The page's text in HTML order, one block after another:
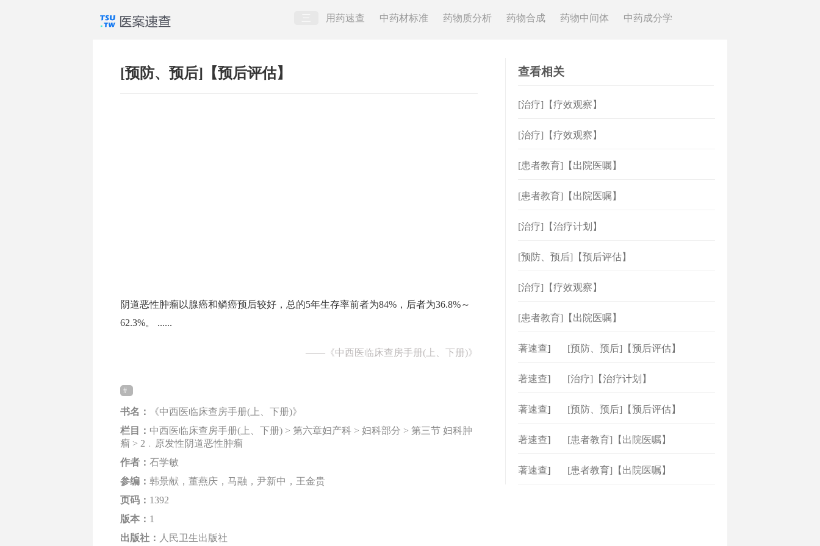
用药速查 中药材标准 药物质分析 药物合成 药物中间体 中药成分学
[预防、预后]【预后评估】
阴道恶性肿瘤以腺癌和鳞癌预后较好，总的5年生存率前者为84%，后者为36.8%～
62.3%。 ......
—— 《中西医临床查房手册(上、下册)》
书名：
《中西医临床查房手册(上、下册)》
栏目： 中西医临床查房手册(上、下册) > 第六章妇产科 > 妇科部分 > 第三节 妇科肿
瘤 > 2﹒原发性阴道恶性肿瘤
作者： 石学敏
参编： 韩景献，董燕庆，马融，尹新中，王金贵
页码： 1392
版本： 1
出版社： 人民卫生出版社
查看相关
[治疗]【疗效观察】
[治疗]【疗效观察】
[患者教育]【出院医嘱】
[患者教育]【出院医嘱】
[治疗]【治疗计划】
[预防、预后]【预后评估】
[治疗]【疗效观察】
[患者教育]【出院医嘱】
专著速查] [预防、预后]【预后评估】
专著速查] [治疗]【治疗计划】
专著速查] [预防、预后]【预后评估】
专著速查] [患者教育]【出院医嘱】
专著速查] [患者教育]【出院医嘱】